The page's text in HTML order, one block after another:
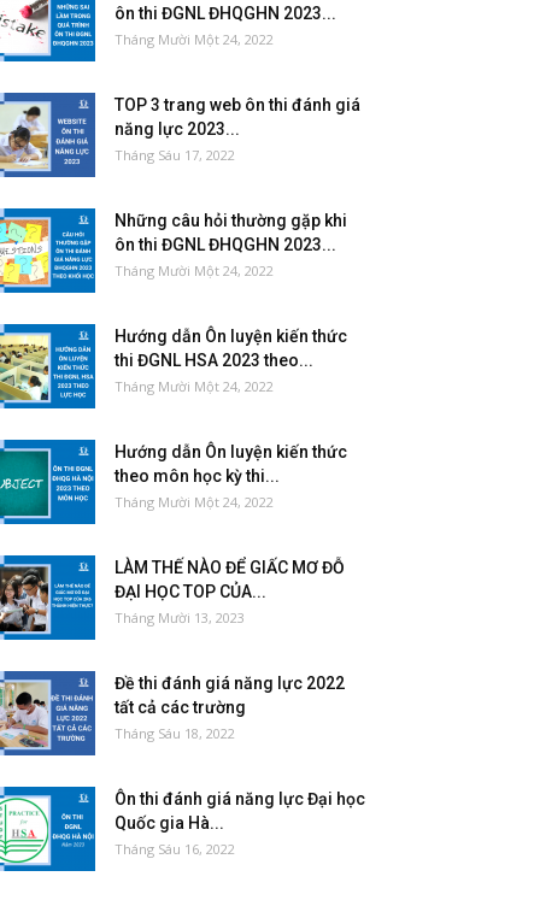
ôn thi ĐGNL ĐHQGHN 2023...
Tháng Mười Một 24, 2022
TOP 3 trang web ôn thi đánh giá
năng lực 2023...
Tháng Sáu 17, 2022
Những câu hỏi thường gặp khi
ôn thi ĐGNL ĐHQGHN 2023...
Tháng Mười Một 24, 2022
Hướng dẫn Ôn luyện kiến thức
thi ĐGNL HSA 2023 theo...
Tháng Mười Một 24, 2022
Hướng dẫn Ôn luyện kiến thức
theo môn học kỳ thi...
Tháng Mười Một 24, 2022
LÀM THẾ NÀO ĐỂ GIẤC MƠ ĐỖ
ĐẠI HỌC TOP CỦA...
Tháng Mười 13, 2023
Đề thi đánh giá năng lực 2022
tất cả các trường
Tháng Sáu 18, 2022
Ôn thi đánh giá năng lực Đại học
Quốc gia Hà...
Tháng Sáu 16, 2022